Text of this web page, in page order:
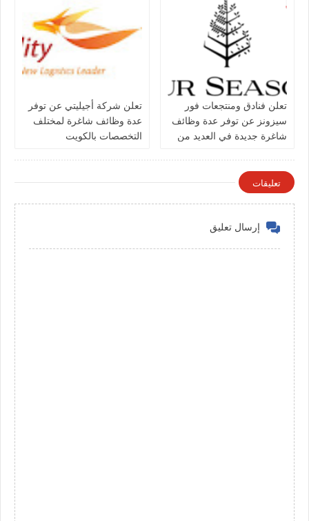
تعلن فنادق ومنتجعات فور
سيزونز‏ عن توفر عدة وظائف
شاغرة جديدة في العديد من
تعلن شركة أجيليتي عن توفر
عدة وظائف شاغرة لمختلف
التخصصات بالكويت
تعليقات
إرسال تعليق